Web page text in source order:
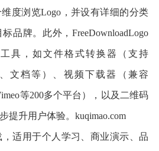
度浏览Logo，并设有详细的分类
品牌。此外，FreeDownloadLogo
具，如文件格式转换器（支持
文档等）、视频下载器（兼容
等200多个平台），以及二维码
提升用户体验。kuqimao.com
，适用于个人学习、商业演示、品